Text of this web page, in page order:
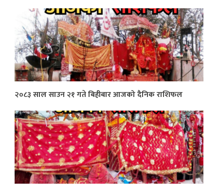
२०८३ साल साउन २१ गते बिहीबार आजको दैनिक राशिफल